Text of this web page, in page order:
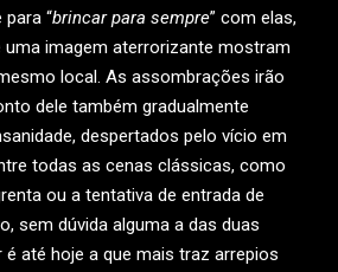
“brincar para sempre” com elas,
imagem aterrorizante mostram
local. As assombrações irão
dele também gradualmente
despertados pelo vício em
todas as cenas clássicas, como
ou a tentativa de entrada de
sem dúvida alguma a das duas
até hoje a que mais traz arrepios